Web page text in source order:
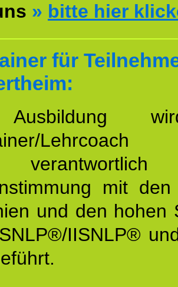
» bitte hier
für
Lehrcoach
mit den
und den hohen
IISNLP®